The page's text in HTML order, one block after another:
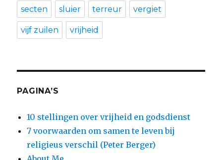
secten sluier terreur vergiet
vijf zuilen vrijheid
PAGINA’S
10 stellingen over vrijheid en godsdienst
7 voorwaarden om samen te leven bij
religieus verschil (Peter Berger)